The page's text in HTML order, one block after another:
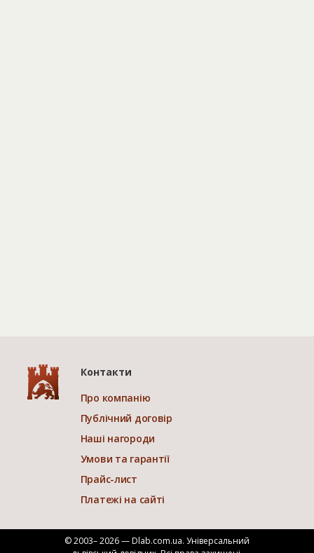
Контакти
Про компанію
Публічний договір
Наші нагороди
Умови та гарантії
Прайс-лист
Платежі на сайті
© 2003– 2026 — Dlab.com.ua. Універсальний